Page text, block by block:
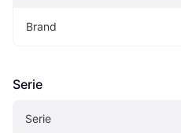
Brand
Serie
Serie